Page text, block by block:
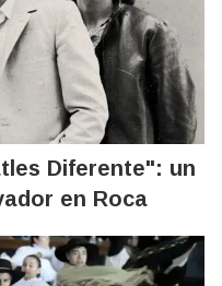
Diferente": un
en Roca